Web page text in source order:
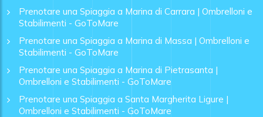
Prenotare una Spiaggia a Marina di Carrara | Ombrelloni e
Stabilimenti - GoToMare
Prenotare una Spiaggia a Marina di Massa | Ombrelloni e
Stabilimenti - GoToMare
Prenotare una Spiaggia a Marina di Pietrasanta |
Ombrelloni e Stabilimenti - GoToMare
Prenotare una Spiaggia a Santa Margherita Ligure |
Ombrelloni e Stabilimenti - GoToMare